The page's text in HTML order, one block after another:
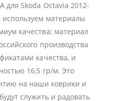
для Skoda Octavia 2012-
материалы
качества: материал
производства
качества, и
16,5 гр/м. Это
на наши коврики и
служить и радовать